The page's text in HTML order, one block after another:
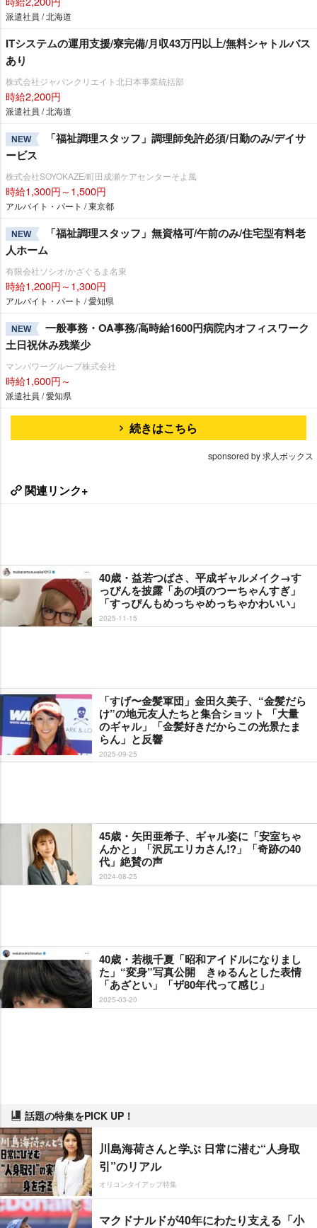
派遣社員 / 北海道
ITシステムの運用支援/寮完備/月収43万円以上/無料シャトルバス
あり
株式会社ジャパンクリエイト北日本事業統括部
時給2,200円
派遣社員 / 北海道
NEW
「福祉調理スタッフ」調理師免許必須/日勤のみ/デイサ
ービス
株式会社SOYOKAZE/町田成瀬ケアセンターそよ風
時給1,300円～1,500円
アルバイト・パート / 東京都
NEW
「福祉調理スタッフ」無資格可/午前のみ/住宅型有料老
人ホーム
有限会社ソシオ/かざぐるま名東
時給1,200円～1,300円
アルバイト・パート / 愛知県
NEW
一般事務・OA事務/高時給1600円病院内オフィスワーク
土日祝休み残業少
マンパワーグループ株式会社
時給1,600円～
派遣社員 / 愛知県
続きはこちら
sponsored by 求人ボックス
関連リンク+
40歳・益若つばさ、平成ギャルメイク→す
っぴんを披露「あの頃のつーちゃんすぎ」
「すっぴんもめっちゃめっちゃかわいい」
2025-11-15
「すげ〜金髪軍団」金田久美子、“金髪だら
け”の地元友人たちと集合ショット 「大量
のギャル」「金髪好きだからこの光景たま
らん」と反響
2025-09-25
45歳・矢田亜希子、ギャル姿に「安室ちゃ
んかと」「沢尻エリカさん!?」「奇跡の40
代」絶賛の声
2024-08-25
40歳・若槻千夏「昭和アイドルになりまし
た」“変身”写真公開 きゅるんとした表情
「あざとい」「ザ80年代って感じ」
2025-03-20
話題の特集をPICK UP！
川島海荷さんと学ぶ 日常に潜む“人身取
引”のリアル
オリコンタイアップ特集
マクドナルドが40年にわたり支える「小